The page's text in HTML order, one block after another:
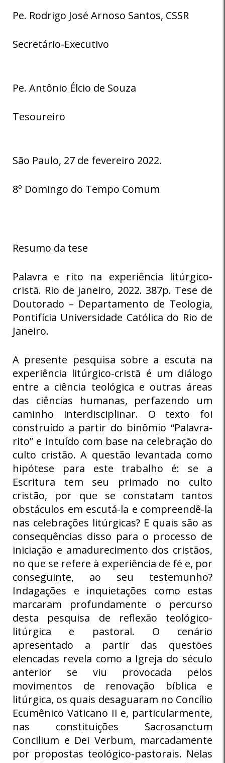
Pe. Rodrigo José Arnoso Santos, CSSR
Secretário-Executivo
Pe. Antônio Élcio de Souza
Tesoureiro
São Paulo, 27 de fevereiro 2022.
8º Domingo do Tempo Comum
Resumo da tese
Palavra e rito na experiência litúrgico-
cristã. Rio de janeiro, 2022. 387p. Tese de
Doutorado – Departamento de Teologia,
Pontifícia Universidade Católica do Rio de
Janeiro.
A presente pesquisa sobre a escuta na
experiência litúrgico-cristã é um diálogo
entre a ciência teológica e outras áreas
das ciências humanas, perfazendo um
caminho interdisciplinar. O texto foi
construído a partir do binômio “Palavra-
rito” e intuído com base na celebração do
culto cristão. A questão levantada como
hipótese para este trabalho é: se a
Escritura tem seu primado no culto
cristão, por que se constatam tantos
obstáculos em escutá-la e compreendê-la
nas celebrações litúrgicas? E quais são as
consequências disso para o processo de
iniciação e amadurecimento dos cristãos,
no que se refere à experiência de fé e, por
conseguinte, ao seu testemunho?
Indagações e inquietações como estas
marcaram profundamente o percurso
desta pesquisa de reflexão teológico-
litúrgica e pastoral. O cenário
apresentado a partir das questões
elencadas revela como a Igreja do século
anterior se viu provocada pelos
movimentos de renovação bíblica e
litúrgica, os quais desaguaram no Concílio
Ecumênico Vaticano II e, particularmente,
nas constituições Sacrosanctum
Concilium e Dei Verbum, marcadamente
por propostas teológico-pastorais. Nelas